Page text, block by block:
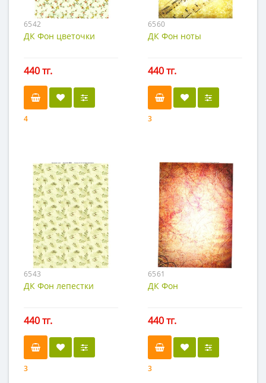
6542
ДК Фон цветочки
440 тг.
4
6560
ДК Фон ноты
440 тг.
3
6543
ДК Фон лепестки
440 тг.
3
6561
ДК Фон
440 тг.
3